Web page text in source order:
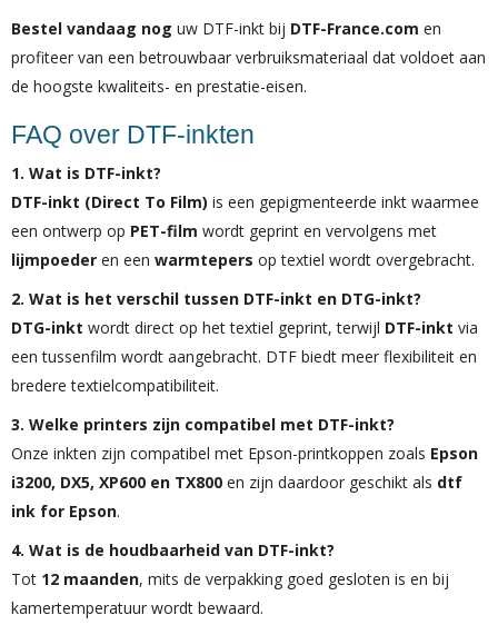
Bestel vandaag nog uw DTF-inkt bij DTF-France.com en
profiteer van een betrouwbaar verbruiksmateriaal dat voldoet aan
de hoogste kwaliteits- en prestatie-eisen.
FAQ over DTF-inkten
1. Wat is DTF-inkt?
DTF-inkt (Direct To Film) is een gepigmenteerde inkt waarmee
een ontwerp op PET-film wordt geprint en vervolgens met
lijmpoeder en een warmtepers op textiel wordt overgebracht.
2. Wat is het verschil tussen DTF-inkt en DTG-inkt?
DTG-inkt wordt direct op het textiel geprint, terwijl DTF-inkt via
een tussenfilm wordt aangebracht. DTF biedt meer flexibiliteit en
bredere textielcompatibiliteit.
3. Welke printers zijn compatibel met DTF-inkt?
Onze inkten zijn compatibel met Epson-printkoppen zoals Epson
i3200, DX5, XP600 en TX800 en zijn daardoor geschikt als dtf
ink for Epson.
4. Wat is de houdbaarheid van DTF-inkt?
Tot 12 maanden, mits de verpakking goed gesloten is en bij
kamertemperatuur wordt bewaard.